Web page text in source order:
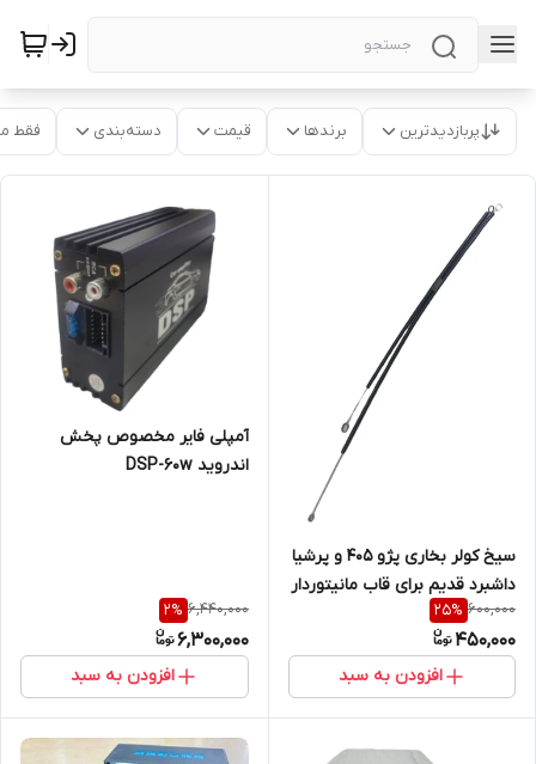
پربازدیدترین برندها قیمت دسته‌بندی فقط
سیخ کولر بخاری پژو ۴۰۵ و پرشیا
داشبرد قدیم برای قاب مانیتوردار
600,000
25%
450,000
افزودن به سبد
آمپلی فایر مخصوص پخش
اندروید DSP-60w
6,440,000
2%
6,300,000
افزودن به سبد